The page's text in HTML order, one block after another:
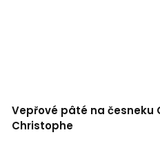
Vepřové pâté na česneku
Christophe